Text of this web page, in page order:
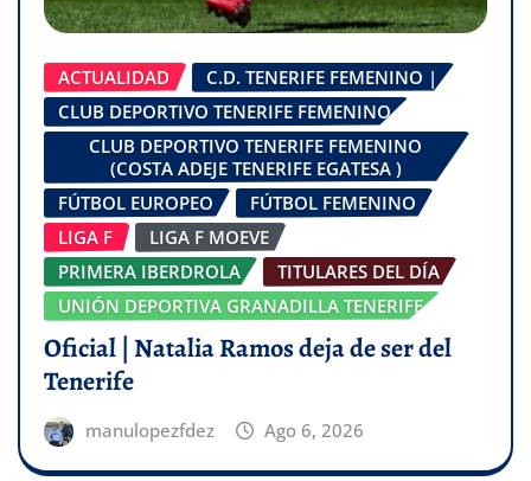
ACTUALIDAD
C.D. TENERIFE FEMENINO |
CLUB DEPORTIVO TENERIFE FEMENINO
CLUB DEPORTIVO TENERIFE FEMENINO
(COSTA ADEJE TENERIFE EGATESA )
FÚTBOL EUROPEO
FÚTBOL FEMENINO
LIGA F
LIGA F MOEVE
PRIMERA IBERDROLA
TITULARES DEL DÍA
UNIÓN DEPORTIVA GRANADILLA TENERIFE
Oficial | Natalia Ramos deja de ser del
Tenerife
manulopezfdez Ago 6, 2026